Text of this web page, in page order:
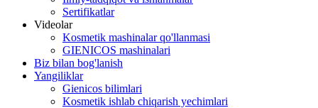
Sertifikatlar
Videolar
Kosmetik mashinalar qo'llanmasi
GIENICOS mashinalari
Biz bilan bog'lanish
Yangiliklar
Gienicos bilimlari
Kosmetik ishlab chiqarish yechimlari